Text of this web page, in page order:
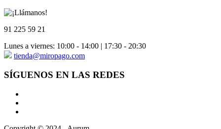
91 225 59 21
Lunes a viernes: 10:00 - 14:00 | 17:30 - 20:30
tienda@miropago.com
SÍGUENOS EN LAS REDES